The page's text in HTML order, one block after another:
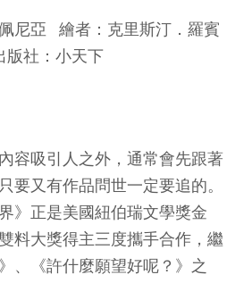
尼亞 繪者：克里斯汀．羅賓
版社：小天下
容吸引人之外，通常會先跟著
要又有作品問世一定要追的。
》正是美國紐伯瑞文學獎金
料大獎得主三度攜手合作，繼
、《許什麼願望好呢？》之